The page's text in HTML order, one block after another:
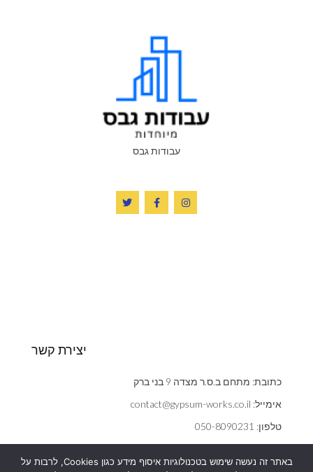
עבודות גבס
יצירת קשר
כתובת: מתחם ב.ס.ר מצדה 9 בני ברק
אימייל: contact@gypsum-works.co.il
טלפון: 050-8090231
באתר זה נעשה שימוש בטכנולוגיות איסוף מידע כגון Cookies, לרבות על